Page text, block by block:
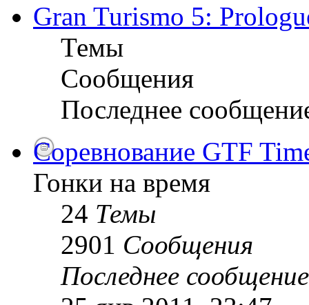
Gran Turismo 5:
Темы
Сообщения
Последнее
Соревнование GTF
Гонки на время
24 Темы
2901 Сообщения
Последнее сообщение